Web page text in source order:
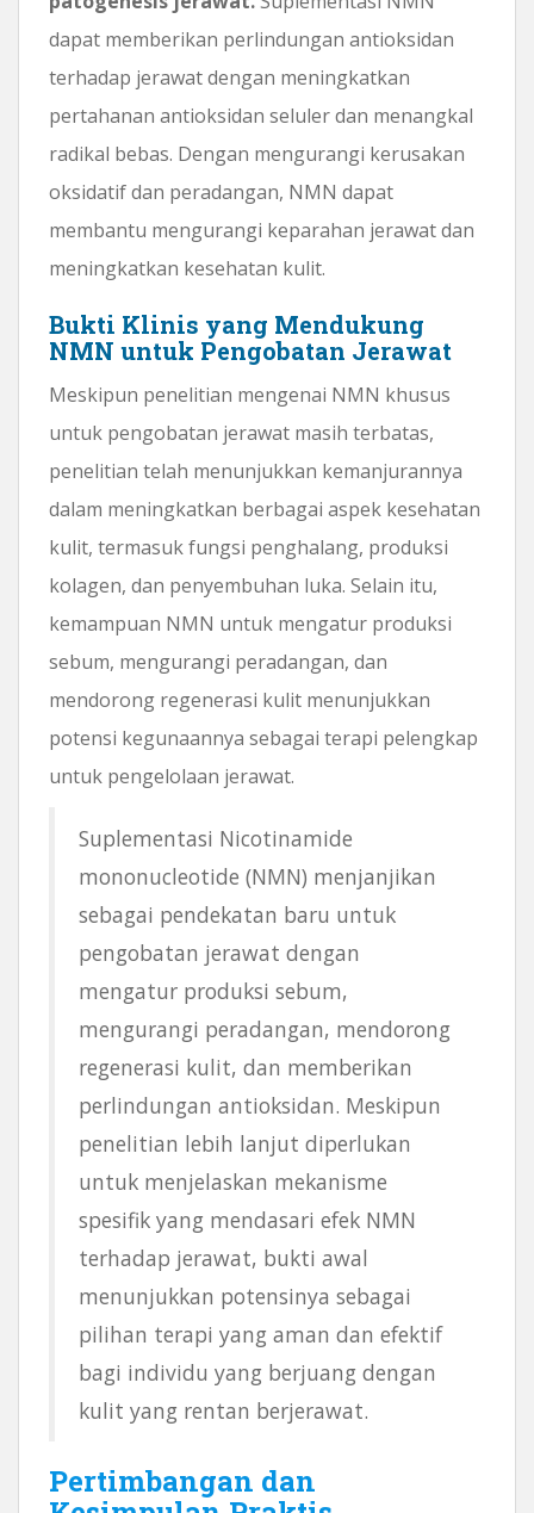
dapat memberikan perlindungan antioksidan
terhadap jerawat dengan meningkatkan
pertahanan antioksidan seluler dan menangkal
radikal bebas. Dengan mengurangi kerusakan
oksidatif dan peradangan, NMN dapat
membantu mengurangi keparahan jerawat dan
meningkatkan kesehatan kulit.
Bukti Klinis yang Mendukung
NMN untuk Pengobatan Jerawat
Meskipun penelitian mengenai NMN khusus
untuk pengobatan jerawat masih terbatas,
penelitian telah menunjukkan kemanjurannya
dalam meningkatkan berbagai aspek kesehatan
kulit, termasuk fungsi penghalang, produksi
kolagen, dan penyembuhan luka. Selain itu,
kemampuan NMN untuk mengatur produksi
sebum, mengurangi peradangan, dan
mendorong regenerasi kulit menunjukkan
potensi kegunaannya sebagai terapi pelengkap
untuk pengelolaan jerawat.
Suplementasi Nicotinamide
mononucleotide (NMN) menjanjikan
sebagai pendekatan baru untuk
pengobatan jerawat dengan
mengatur produksi sebum,
mengurangi peradangan, mendorong
regenerasi kulit, dan memberikan
perlindungan antioksidan. Meskipun
penelitian lebih lanjut diperlukan
untuk menjelaskan mekanisme
spesifik yang mendasari efek NMN
terhadap jerawat, bukti awal
menunjukkan potensinya sebagai
pilihan terapi yang aman dan efektif
bagi individu yang berjuang dengan
kulit yang rentan berjerawat.
Pertimbangan dan